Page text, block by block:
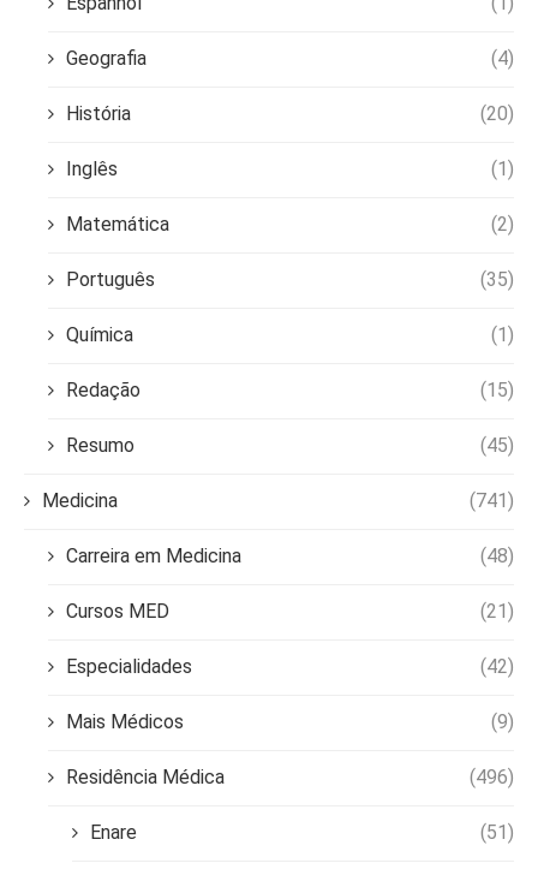
Geografia (4)
História (20)
Inglês (1)
Matemática (2)
Português (35)
Química (1)
Redação (15)
Resumo (45)
Medicina (741)
Carreira em Medicina (48)
Cursos MED (21)
Especialidades (42)
Mais Médicos (9)
Residência Médica (496)
Enare (51)